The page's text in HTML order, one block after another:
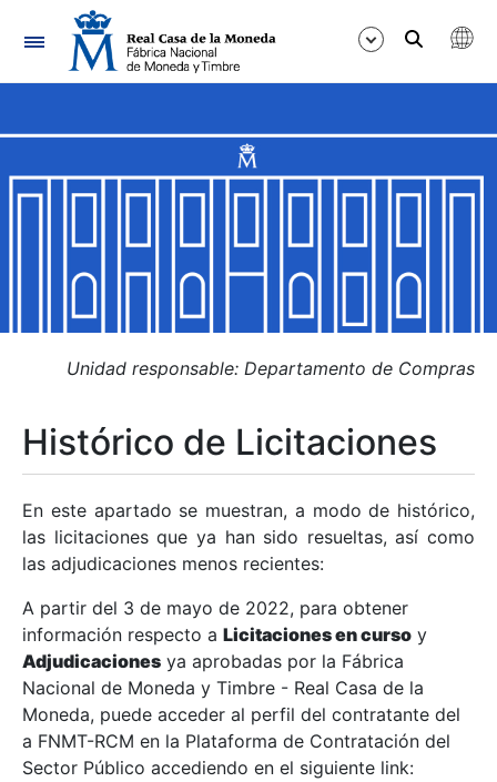
Navegación
Mostrar/Ocultar
Mostrar/Ocultar
Mostrar/Ocultar
Mostrar/Ocultar
Mostrar/Ocultar
Mostrar/Ocultar
Unidad responsable: Departamento de Compras
Histórico de Licitaciones
En este apartado se muestran, a modo de histórico,
las licitaciones que ya han sido resueltas, así como
las adjudicaciones menos recientes:
A partir del 3 de mayo de 2022, para obtener
información respecto a Licitaciones en curso y
Adjudicaciones ya aprobadas por la Fábrica
Nacional de Moneda y Timbre - Real Casa de la
Moneda, puede acceder al perfil del contratante del
a FNMT-RCM en la Plataforma de Contratación del
Sector Público accediendo en el siguiente link: